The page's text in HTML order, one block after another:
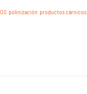
polinización productos cárnicos